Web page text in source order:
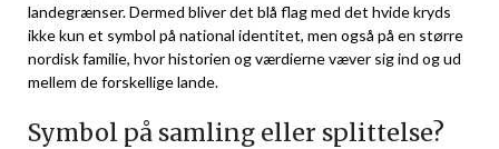
landegrænser. Dermed bliver det blå flag med det hvide kryds
ikke kun et symbol på national identitet, men også på en større
nordisk familie, hvor historien og værdierne væver sig ind og ud
mellem de forskellige lande.
Symbol på samling eller splittelse?